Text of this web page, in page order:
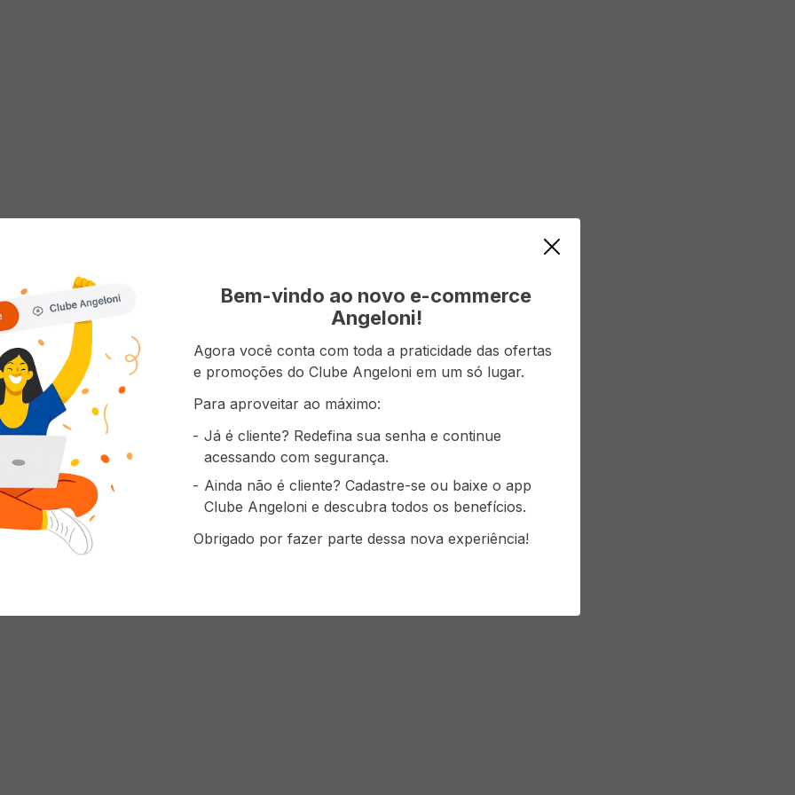
Bem-vindo ao novo e-commerce
Angeloni!
Agora você conta com toda a praticidade das ofertas
e promoções do Clube Angeloni em um só lugar.
Para aproveitar ao máximo:
Já é cliente? Redefina sua senha e continue
acessando com segurança.
Ainda não é cliente? Cadastre-se ou baixe o app
Clube Angeloni e descubra todos os benefícios.
Obrigado por fazer parte dessa nova experiência!